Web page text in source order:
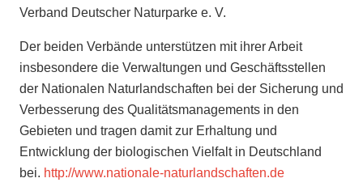
Verband Deutscher Naturparke e. V.
Der beiden Verbände unterstützen mit ihrer Arbeit
insbesondere die Verwaltungen und Geschäftsstellen
der Nationalen Naturlandschaften bei der Sicherung und
Verbesserung des Qualitätsmanagements in den
Gebieten und tragen damit zur Erhaltung und
Entwicklung der biologischen Vielfalt in Deutschland
bei. http://www.nationale-naturlandschaften.de